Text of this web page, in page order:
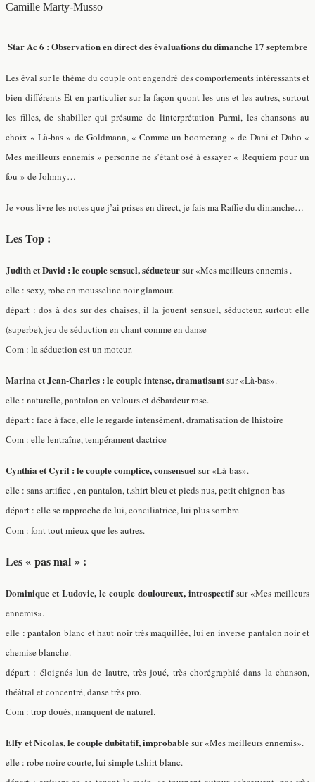
Camille Marty-Musso
Star Ac 6 : Observation en direct des évaluations du dimanche 17 septembre
Les éval sur le thème du couple ont engendré des comportements intéressants et
bien différents Et en particulier sur la façon quont les uns et les autres, surtout
les filles, de shabiller qui présume de linterprétation Parmi, les chansons au
choix « Là-bas » de Goldmann, « Comme un boomerang » de Dani et Daho «
Mes meilleurs ennemis » personne ne s’étant osé à essayer « Requiem pour un
fou » de Johnny…
Je vous livre les notes que j’ai prises en direct, je fais ma Raffie du dimanche…
Les Top :
Judith et David : le couple sensuel, séducteursur «Mes meilleurs ennemis .
elle : sexy, robe en mousseline noir glamour.
départ : dos à dos sur des chaises, il la jouent sensuel, séducteur, surtout elle
(superbe), jeu de séduction en chant comme en danse
Com : la séduction est un moteur.
Marina et Jean-Charles : le couple intense, dramatisantsur «Là-bas».
elle : naturelle, pantalon en velours et débardeur rose.
départ : face à face, elle le regarde intensément, dramatisation de lhistoire
Com : elle lentraîne, tempérament dactrice
Cynthia et Cyril : le couple complice, consensuelsur «Là-bas».
elle : sans artifice , en pantalon, t.shirt bleu et pieds nus, petit chignon bas
départ : elle se rapproche de lui, conciliatrice, lui plus sombre
Com : font tout mieux que les autres.
Les « pas mal » :
Dominique et Ludovic, le couple douloureux, introspectifsur «Mes meilleurs
ennemis».
elle : pantalon blanc et haut noir très maquillée, lui en inverse pantalon noir et
chemise blanche.
départ : éloignés lun de lautre, très joué, très chorégraphié dans la chanson,
théâtral et concentré, danse très pro.
Com : trop doués, manquent de naturel.
Elfy et Nicolas, le couple dubitatif, improbablesur «Mes meilleurs ennemis».
elle : robe noire courte, lui simple t.shirt blanc.